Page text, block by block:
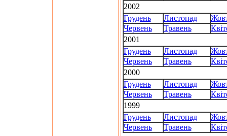
2002
Грудень
Листопад
Червень
Травень
2001
Грудень
Листопад
Червень
Травень
2000
Грудень
Листопад
Червень
Травень
1999
Грудень
Листопад
Червень
Травень